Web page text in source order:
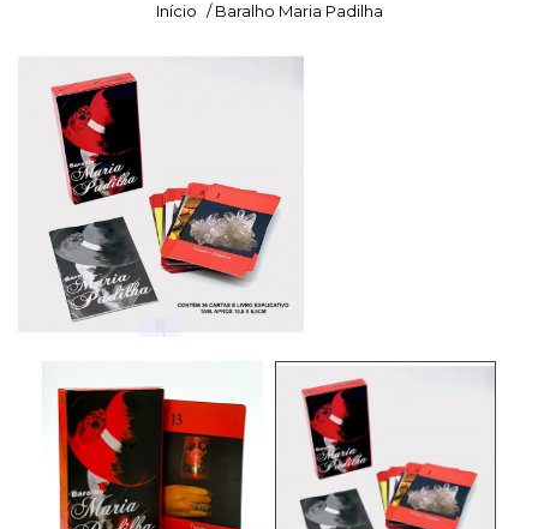
Início / Baralho Maria Padilha